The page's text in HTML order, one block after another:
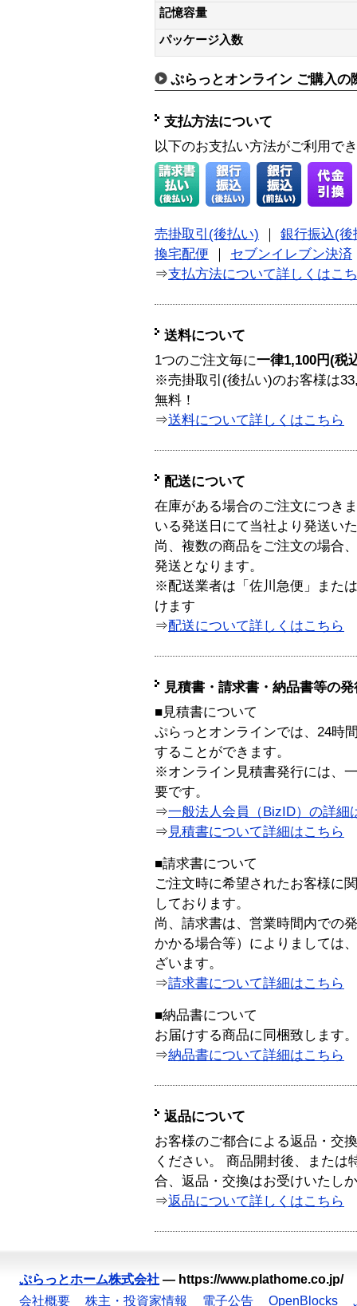
記憶容量
パッケージ入数
ぷらっとオンライン ご購入の
支払方法について
以下のお支払い方法がご利用で
売掛取引(後払い) ｜ 銀行振込(後
換宅配便 ｜ セブンイレブン決済
⇒支払方法について詳しくはこ
送料について
1つのご注文毎に一律1,100円(税
※売掛取引(後払い)のお客様は
無料！
⇒送料について詳しくはこちら
配送について
在庫がある場合のご注文につき
いる発送日にて当社より発送い
尚、複数の商品をご注文の場合
発送となります。
※配送業者は「佐川急便」また
けます
⇒配送について詳しくはこちら
見積書・請求書・納品書等の
■見積書について
ぷらっとオンラインでは、24時
することができます。
※オンライン見積書発行には、
要です。
⇒一般法人会員（BizID）の詳細
⇒ 見積書について詳細はこちら
■請求書について
ご注文時に希望されたお客様に
しております。
尚、請求書は、営業時間内での
かかる場合等）によりましては
ざいます。
⇒請求書について詳細はこちら
■納品書について
お届けする商品に同梱致します。
⇒納品書について詳細はこちら
返品について
お客様のご都合による返品・交
ください。 商品開封後、または
合、返品・交換はお受けいたし
⇒返品について詳しくはこちら
ぷらっとホーム株式会社 — https://www.plathome.co.jp/
会社概要
株主・投資家情報 電子公告 OpenBlocks